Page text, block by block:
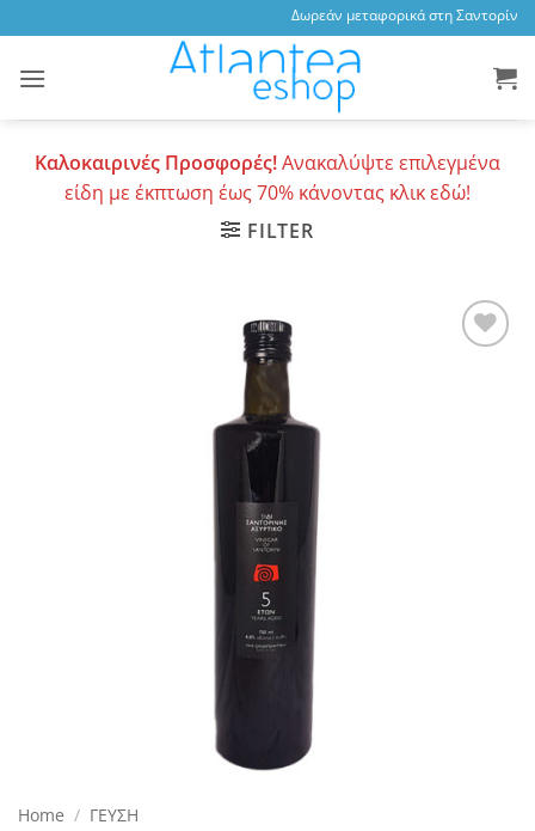
to
content
Δωρεάν μεταφορικά στη
Καλοκαιρινές Προσφορές!Ανακαλύψτε επιλεγμένα
είδη με έκπτωση έως 70% κάνοντας κλικ εδώ!
FILTER
Home / ΓΕΥΣΗ